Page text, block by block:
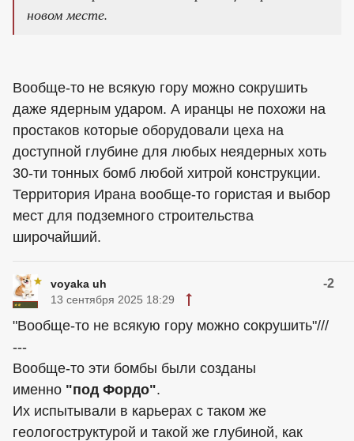
новом месте.
Вообще-то не всякую гору можно сокрушить
даже ядерным ударом. А иранцы не похожи на
простаков которые оборудовали цеха на
доступной глубине для любых неядерных хоть
30-ти тонных бомб любой хитрой конструкции.
Территория Ирана вообще-то гористая и выбор
мест для подземного строительства
широчайший.
voyaka uh -2
13 сентября 2025 18:29
"Вообще-то не всякую гору можно сокрушить"///
---
Вообще-то эти бомбы были созданы
именно "под Фордо".
Их испытывали в карьерах с таком же
геологоструктурой и такой же глубиной, как